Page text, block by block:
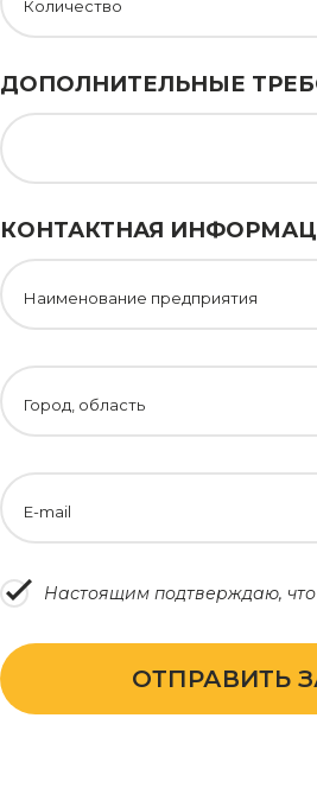
Количество
ДОПОЛНИТЕЛЬНЫЕ
КОНТАКТНАЯ
Наименование предприятия
Город, область
E-mail
Настоящим подтверждаю,
ОТПРАВИТЬ